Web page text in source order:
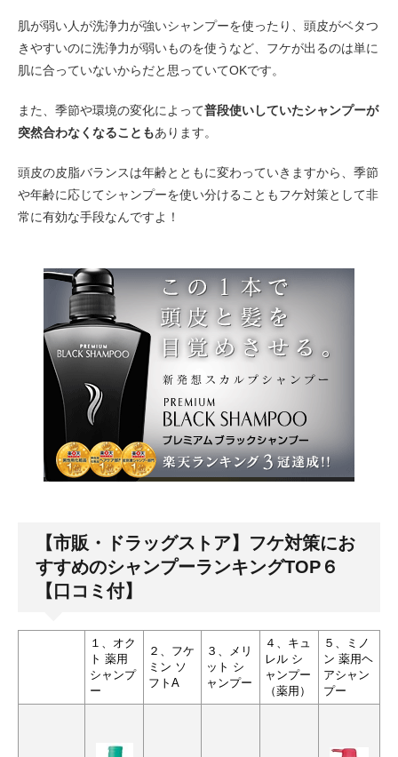
肌が弱い人が洗浄力が強いシャンプーを使ったり、頭皮がベタつ
きやすいのに洗浄力が弱いものを使うなど、フケが出るのは単に
肌に合っていないからだと思っていてOKです。
また、季節や環境の変化によって普段使いしていたシャンプーが
突然合わなくなることもあります。
頭皮の皮脂バランスは年齢とともに変わっていきますから、季節
や年齢に応じてシャンプーを使い分けることもフケ対策として非
常に有効な手段なんですよ！
【市販・ドラッグストア】フケ対策にお
すすめのシャンプーランキングTOP６
【口コミ付】
１、オク
ト 薬用
シャンプ
ー
２、フケ
ミン ソ
フトA
３、メリ
ット シ
ャンプー
４、キュ
レル シ
ャンプー
（薬用）
５、ミノ
ン 薬用ヘ
アシャン
プー